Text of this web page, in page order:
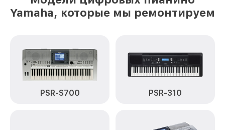
Yamaha, которые мы ремонтируем
PSR-S700 PSR-310